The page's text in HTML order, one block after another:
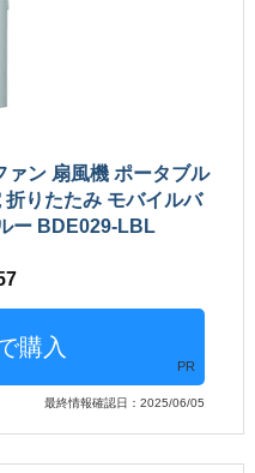
ァン 扇風機 ポータブル
りたたみ モバイルバ
ー BDE029-LBL
PR
最終情報確認日：2025/06/05